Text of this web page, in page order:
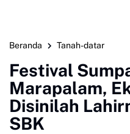
Beranda Tanah-datar
Festival
Marapalam,
Disinilah
SBK